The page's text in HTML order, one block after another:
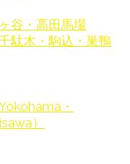
谷・高田馬場
駄木・駒込・巣鴨
・
）